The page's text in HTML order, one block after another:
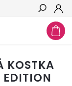
Hledat
KOSTKA
EDITION